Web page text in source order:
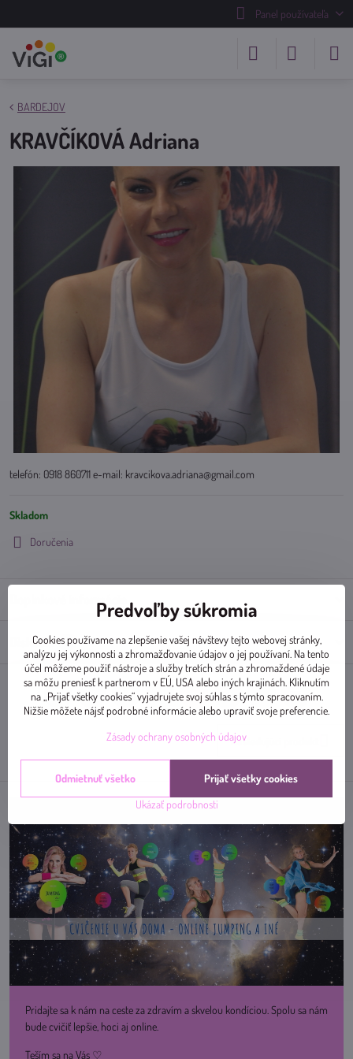
Panel používateľa
BARDEJOV
KRAVČÍKOVÁ Adriana
telefón: 0918 860711 e-mail: kravcikova.adriana@gmail.com
Skladom
Doručenia
Doplnkové informácie
Diskusia 0
FacebookTwitter BlueskyPinterestReddit LinkedInWhatsApp
E-
mail
Nasledujúci produkt
Pridajte sa k nám na ceste za zdravím a skvelou kondíciou. Spolu sa nám
bude cvičiť lepšie, hoci aj online.
Teším sa na Vás ♡
Predvoľby súkromia
Cookies používame na zlepšenie vašej návštevy tejto webovej stránky,
analýzu jej výkonnosti a zhromažďovanie údajov o jej používaní. Na tento
účel môžeme použiť nástroje a služby tretích strán a zhromaždené údaje
sa môžu preniesť k partnerom v EÚ, USA alebo iných krajinách. Kliknutím
na „Prijať všetky cookies“ vyjadrujete svoj súhlas s týmto spracovaním.
Nižšie môžete nájsť podrobné informácie alebo upraviť svoje preferencie.
Zásady ochrany osobných údajov
Ukázať podrobnosti
Prijať všetky cookies
Odmietnuť všetko